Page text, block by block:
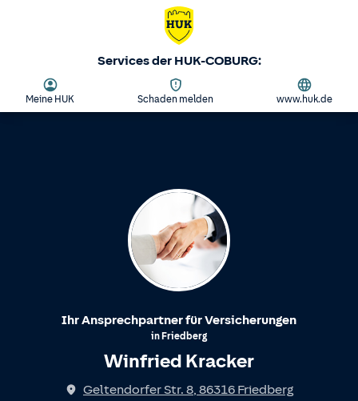
Services der HUK-COBURG:
Meine HUK Schaden melden www.huk.de
Ihr Ansprechpartner für Versicherungen
in Friedberg
Winfried Kracker
Geltendorfer Str. 8, 86316 Friedberg